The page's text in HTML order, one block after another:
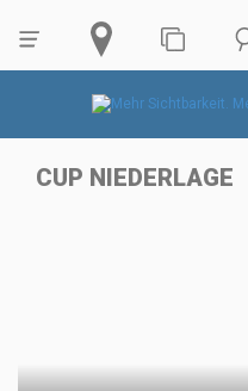
CUP NIEDERLAGE